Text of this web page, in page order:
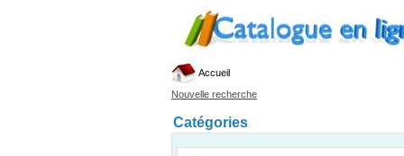
Accueil
Nouvelle recherche
Catégories